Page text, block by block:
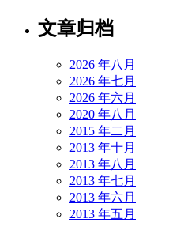
文章归档
2026 年八月
2026 年七月
2026 年六月
2020 年八月
2015 年二月
2013 年十月
2013 年八月
2013 年七月
2013 年六月
2013 年五月